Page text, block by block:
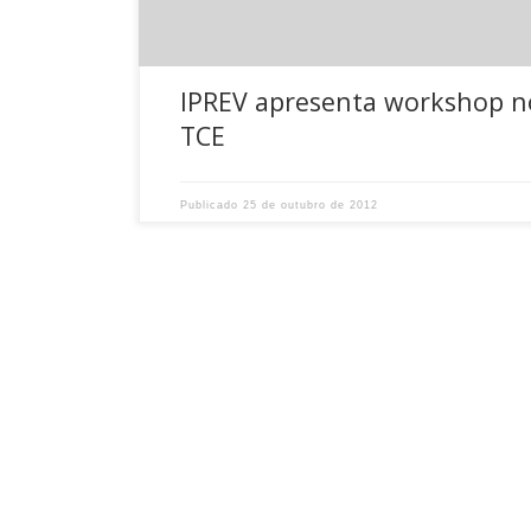
IPREV apresenta workshop
TCE
Publicado25 de outubro de 2012